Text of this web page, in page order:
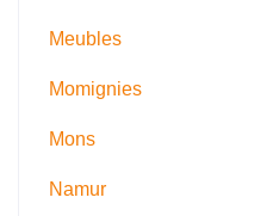
Meubles
Momignies
Mons
Namur